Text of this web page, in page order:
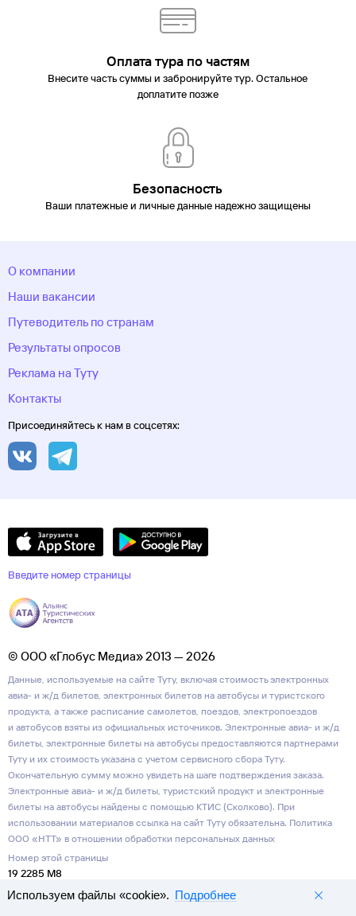
Оплата тура по частям
Внесите часть суммы и забронируйте тур. Остальное
доплатите позже
Безопасность
Ваши платежные и личные данные надежно защищены
О компании
Наши вакансии
Путеводитель по странам
Результаты опросов
Реклама на Туту
Контакты
Присоединяйтесь к нам в соцсетях:
Введите номер страницы
© ООО «Глобус Медиа» 2013 — 2026
Данные, используемые на сайте Туту, включая стоимость электронных
авиа- и ж/д билетов, электронных билетов на автобусы и туристского
продукта, а также расписание самолетов, поездов, электропоездов
и автобусов взяты из официальных источников. Электронные авиа- и ж/д
билеты, электронные билеты на автобусы предоставляются партнерами
Туту и их стоимость указана с учетом сервисного сбора Туту.
Окончательную сумму можно увидеть на шаге подтверждения заказа.
Электронные авиа- и ж/д билеты, туристский продукт и электронные
билеты на автобусы найдены с помощью КТИС (Сколково). При
использовании материалов ссылка на сайт Туту обязательна. Политика
ООО «НТТ» в отношении обработки персональных данных
Номер этой страницы
19 2285 M8
Используем файлы «cookie». Подробнее